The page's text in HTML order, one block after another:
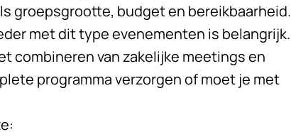
groepsgrootte, budget en bereikbaarheid.
met dit type evenementen is belangrijk.
combineren van zakelijke meetings en
programma verzorgen of moet je met